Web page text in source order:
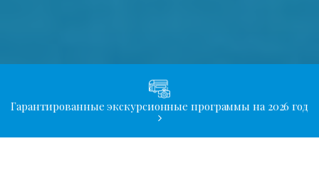
Гарантированные экскурсионные программы на 2026 год